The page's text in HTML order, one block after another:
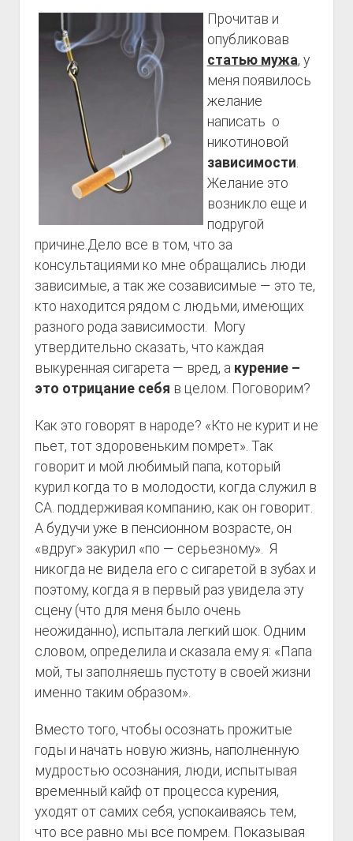
Прочитав и
опубликовав
статью мужа, у
меня появилось
желание
написать о
никотиновой
зависимости
Желание это
возникло еще и
подругой
причине.Дело все в том, что за
консультациями ко мне обращались люди
зависимые, а так же созависимые — это те,
кто находится рядом с людьми, имеющих
разного рода зависимости. Могу
утвердительно сказать, что каждая
выкуренная сигарета — вред, а курение –
это отрицание себя в целом. Поговорим?
Как это говорят в народе? «Кто не курит и не
пьет, тот здоровеньким помрет». Так
говорит и мой любимый папа, который
курил когда то в молодости, когда служил в
СА. поддерживая компанию, как он говорит.
А будучи уже в пенсионном возрасте, он
«вдруг» закурил «по — серьезному». Я
никогда не видела его с сигаретой в зубах и
поэтому, когда я в первый раз увидела эту
сцену (что для меня было очень
неожиданно), испытала легкий шок. Одним
словом, определила и сказала ему я: «Папа
мой, ты заполняешь пустоту в своей жизни
именно таким образом».
Вместо того, чтобы осознать прожитые
годы и начать новую жизнь, наполненную
мудростью осознания, люди, испытывая
временный кайф от процесса курения,
уходят от самих себя, успокаиваясь тем,
что все равно мы все помрем. Показывая